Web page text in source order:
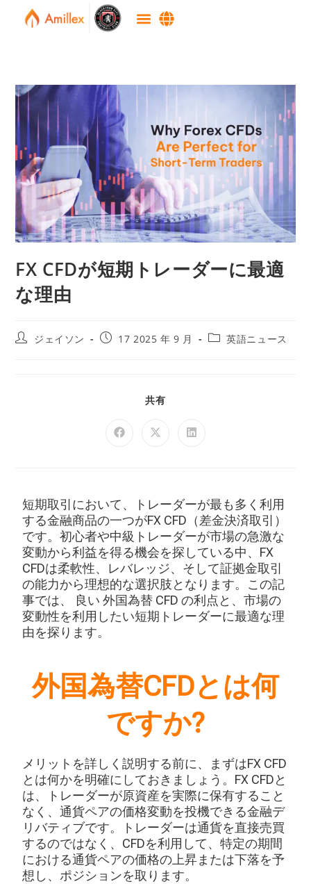
FX CFDが短期トレーダーに最適
な理由
ジェイソン 17 2025 年 9 月 英語ニュース
共有
短期取引において、トレーダーが最も多く利用
する金融商品の一つがFX CFD（差金決済取引）
です。初心者や中級トレーダーが市場の急激な
変動から利益を得る機会を探している中、FX
CFDは柔軟性、レバレッジ、そして証拠金取引
の能力から理想的な選択肢となります。この記
事では、
良い 外国為替 CFD の利点と、市場の
変動性を利用したい短期トレーダーに最適な理
由を探ります。
外国為替CFDとは何
ですか?
メリットを詳しく説明する前に、まずはFX CFD
とは何かを明確にしておきましょう。FX CFDと
は、トレーダーが原資産を実際に保有すること
なく、通貨ペアの価格変動を投機できる金融デ
リバティブです。トレーダーは通貨を直接売買
するのではなく、CFDを利用して、特定の期間
における通貨ペアの価格の上昇または下落を予
想し、ポジションを取ります。